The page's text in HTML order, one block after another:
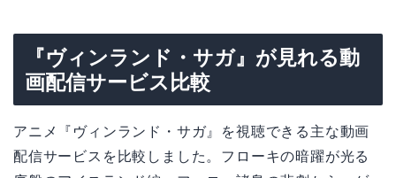
『ヴィンランド・サガ』が見れる動
画配信サービス比較
アニメ『ヴィンランド・サガ』を視聴できる主な動画
配信サービスを比較しました。フローキの暗躍が光る